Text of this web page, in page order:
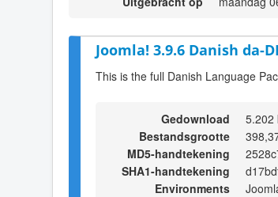
Joomla! 3.9.6 Danish da-
This is the full Danish Language
Gedownload
5.202
Bestandsgrootte
MD5-handtekening
SHA1-handtekening
Environments